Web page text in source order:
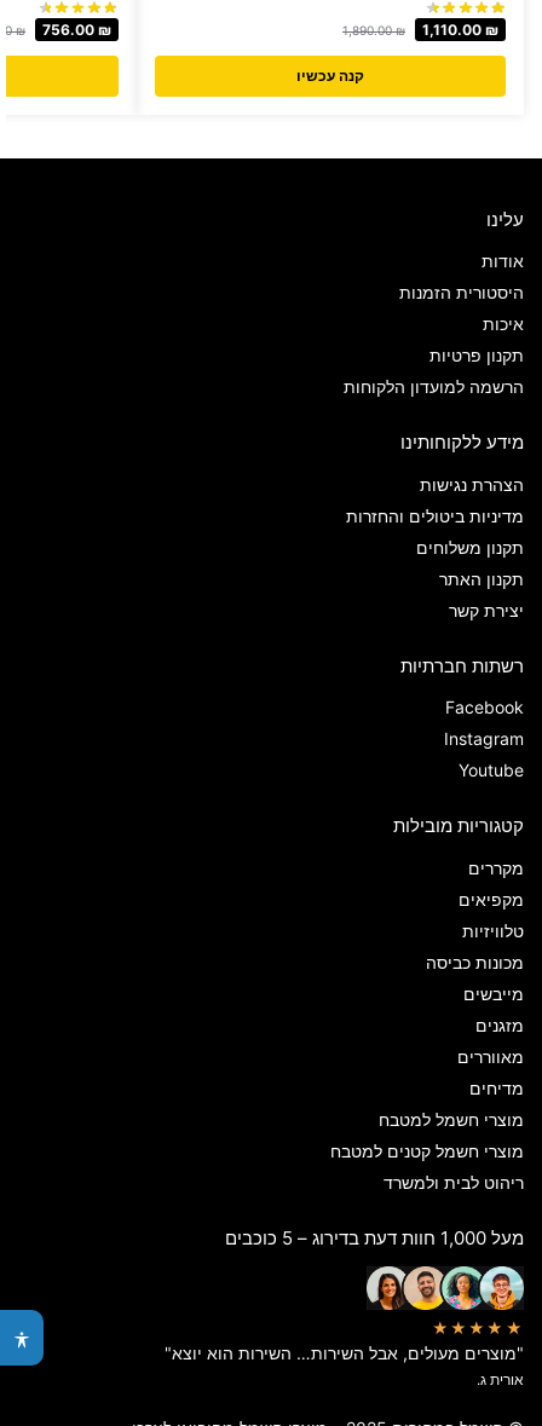
1,890.00₪ 1,110.00 ₪
קנה עכשיו
₪ 756.00 ₪
עלינו
אודות
היסטורית הזמנות
איכות
תקנון פרטיות
הרשמה למועדון הלקוחות
מידע ללקוחותינו
הצהרת נגישות
מדיניות ביטולים והחזרות
תקנון משלוחים
תקנון האתר
יצירת קשר
רשתות חברתיות
Facebook
Instagram
Youtube
קטגוריות מובילות
מקררים
מקפיאים
טלוויזיות
מכונות כביסה
מייבשים
מזגנים
מאווררים
מדיחים
מוצרי חשמל למטבח
מוצרי חשמל קטנים למטבח
ריהוט לבית ולמשרד
מעל 1,000 חוות דעת בדירוג – 5 כוכבים
★★★★★
"מוצרים מעולים, אבל השירות… השירות הוא יוצא"
אורית ג.